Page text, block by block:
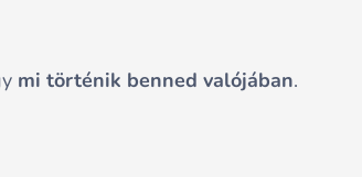
mi történik benned valójában.